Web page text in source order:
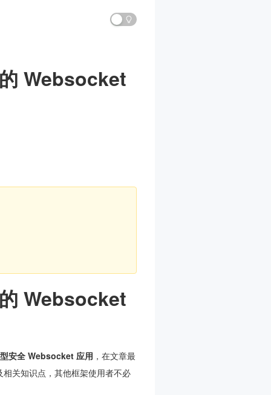
Websocket
Websocket
安全 Websocket 应用 ，在文章最
关知识点，其他框架使用者不必